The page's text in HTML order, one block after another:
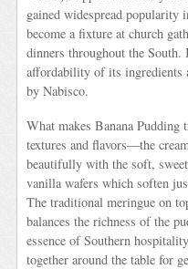
gained widespread popularity
become a fixture at church
dinners throughout the
affordability of its ingredients
by Nabisco.
What makes Banana
textures and flavors—the
beautifully with the soft,
vanilla wafers which soften
The traditional meringue on
balances the richness of the
essence of Southern
together around the table for